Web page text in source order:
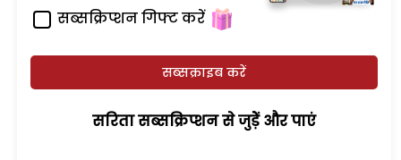
सब्सक्रिप्शन गिफ्ट करें
सब्सक्राइब करें
सरिता सब्सक्रिप्शन से जुड़ेें और पाएं